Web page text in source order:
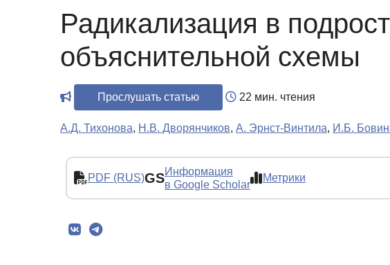
Радикализация в
объяснительной схемы
Прослушать статью 22 мин. чтения
А.Д. Тихонова, Н.В. Дворянчиков, А. Эрнст-Винтила, И.Б.
PDF (RUS)GSИнформация
в Google Scholar
Метрики